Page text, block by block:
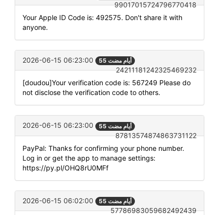
99017015724796770418
Your Apple ID Code is: 492575. Don't share it with
anyone.
2026-06-15 06:23:00 55 أيام مضت
24211181242325469232
[doudou]Your verification code is: 567249 Please do
not disclose the verification code to others.
2026-06-15 06:23:00 55 أيام مضت
87813574874863731122
PayPal: Thanks for confirming your phone number.
Log in or get the app to manage settings:
https://py.pl/OHQ8rU0MFf
2026-06-15 06:02:00 55 أيام مضت
57786983059682492439